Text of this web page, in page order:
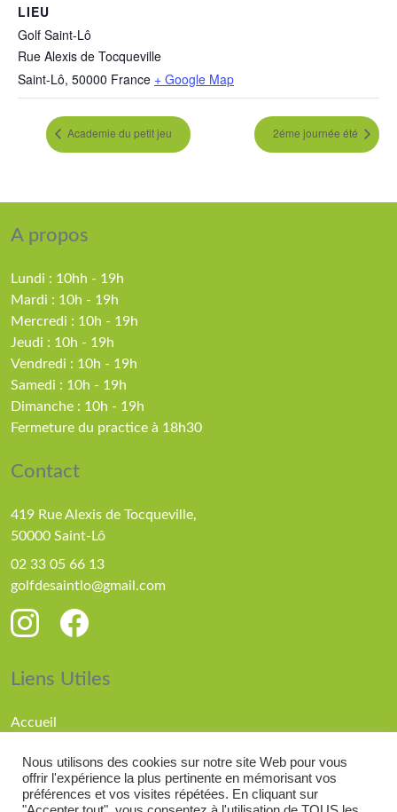
LIEU
Golf Saint-Lô
Rue Alexis de Tocqueville
Saint-Lô, 50000 France + Google Map
Academie du petit jeu 2éme journée été
A propos
Lundi : 10hh - 19h
Mardi : 10h - 19h
Mercredi : 10h - 19h
Jeudi : 10h - 19h
Vendredi : 10h - 19h
Samedi : 10h - 19h
Dimanche : 10h - 19h
Fermeture du practice à 18h30
Contact
419 Rue Alexis de Tocqueville,
50000 Saint-Lô
02 33 05 66 13
golfdesaintlo@gmail.com
Liens Utiles
Accueil
Compétitions
Actualités
Nous utilisons des cookies sur notre site Web pour vous
offrir l'expérience la plus pertinente en mémorisant vos
préférences et vos visites répétées. En cliquant sur